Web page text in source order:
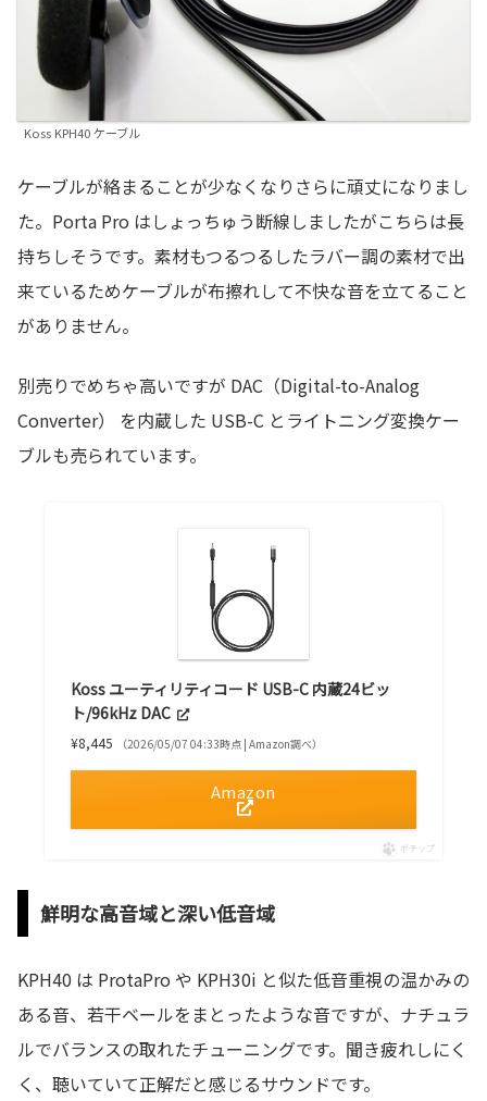
Koss KPH40 ケーブル
ケーブルが絡まることが少なくなりさらに頑丈になりまし
た。Porta Pro はしょっちゅう断線しましたがこちらは長
持ちしそうです。素材もつるつるしたラバー調の素材で出
来ているためケーブルが布擦れして不快な音を立てること
がありません。
別売りでめちゃ高いですが DAC（Digital-to-Analog
Converter） を内蔵した USB-C とライトニング変換ケー
ブルも売られています。
Koss ユーティリティコード USB-C 内蔵24ビッ
ト/96kHz DAC
¥8,445 （2026/05/07 04:33時点 | Amazon調べ）
Amazon
ポチップ
鮮明な高音域と深い低音域
KPH40 は ProtaPro や KPH30i と似た低音重視の温かみの
ある音、若干ベールをまとったような音ですが、ナチュラ
ルでバランスの取れたチューニングです。聞き疲れしにく
く、聴いていて正解だと感じるサウンドです。